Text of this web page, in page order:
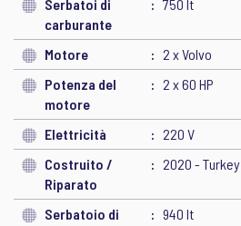
Serbatoi di
carburante
750 lt
Motore
2 x Volvo
Potenza del
motore
2 x 60 HP
Elettricità
220 V
Costruito /
Riparato
2020 - Turkey
Serbatoio di
940 lt